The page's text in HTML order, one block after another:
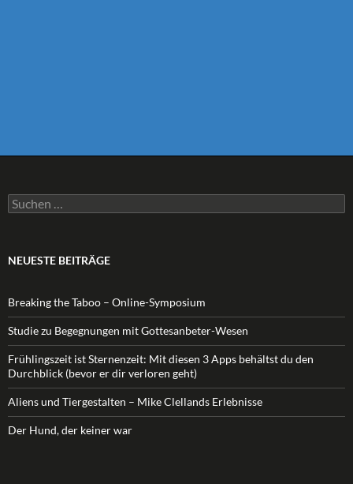
Suchen
nach:
NEUESTE BEITRÄGE
Breaking the Taboo – Online-Symposium
Studie zu Begegnungen mit Gottesanbeter-Wesen
Frühlingszeit ist Sternenzeit: Mit diesen 3 Apps behältst du den
Durchblick (bevor er dir verloren geht)
Aliens und Tiergestalten – Mike Clellands Erlebnisse
Der Hund, der keiner war